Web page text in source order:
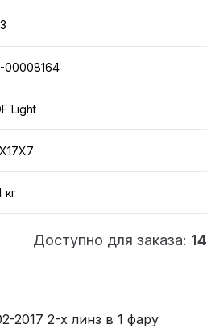
00008164
Light
кг
Доступно для заказа: 14
2017 2-х линз в 1 фару